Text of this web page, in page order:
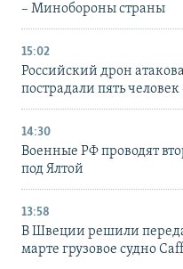
– Минобороны страны
15:02
Российский дрон
пострадали пять
14:30
Военные РФ проводят
под Ялтой
13:58
В Швеции решили
марте грузовое судно